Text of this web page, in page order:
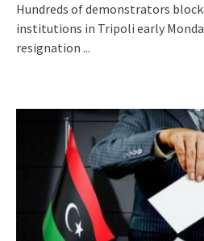
Hundreds of demonstrators
institutions in Tripoli early
resignation ...